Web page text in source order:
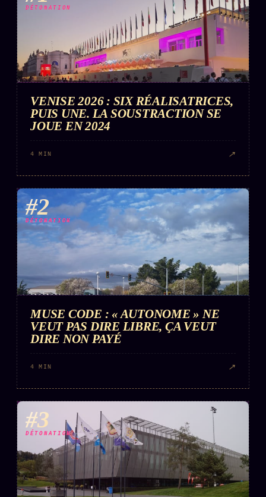
Words Radio
PRATIQUE + LÉGAL
Archive complète
Récents
À la une
Soumettre un tip
Nous écrire
Presse
Business
Corrections · Erratum
Mentions légales
llms.txt
DÉTONATION
VENISE 2026 : SIX RÉALISATRICES,
PUIS UNE. LA SOUSTRACTION SE
JOUE EN 2024
4 MIN ↗
#2
DÉTONATION
MUSE CODE : « AUTONOME » NE
VEUT PAS DIRE LIBRE, ÇA VEUT
DIRE NON PAYÉ
4 MIN ↗
#3
DÉTONATION